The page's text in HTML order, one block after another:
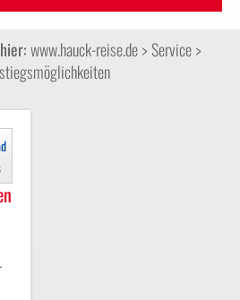
www.hauck-reise.de>Service>